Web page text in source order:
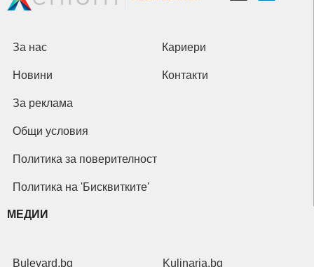
За нас Кариери
Новини Контакти
За реклама
Общи условия
Политика за поверителност
Политика на 'Бисквитките'
МЕДИИ
Bulevard.bg Kulinaria.bg